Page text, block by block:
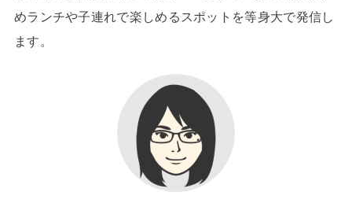
めランチや子連れで楽しめるスポットを等身大で発信し
ます。